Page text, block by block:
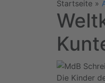
Startseite »
Die Kinder